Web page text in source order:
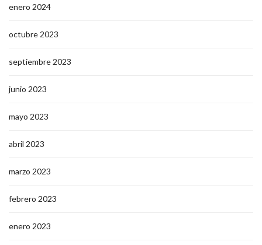
enero 2024
octubre 2023
septiembre 2023
junio 2023
mayo 2023
abril 2023
marzo 2023
febrero 2023
enero 2023